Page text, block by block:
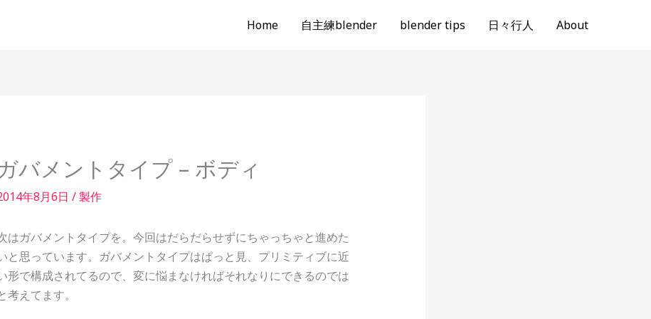
Home 自主練blender blender tips 日々行人 About
バメントタイプ – ボディ
年8月6日 /製作
はガバメントタイプを。今回はだらだらせずにちゃっちゃと進めた
と思っています。ガバメントタイプはぱっと見、プリミティブに近
形で構成されてるので、変に悩まなければそれなりにできるのでは
考えてます。